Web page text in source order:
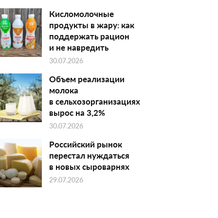
Кисломолочные
продукты в жару: как
поддержать рацион
и не навредить
30.07.2026
Объем реализации
молока
в сельхозорганизациях
вырос на 3,2%
30.07.2026
Российский рынок
перестал нуждаться
в новых сыроварнях
29.07.2026